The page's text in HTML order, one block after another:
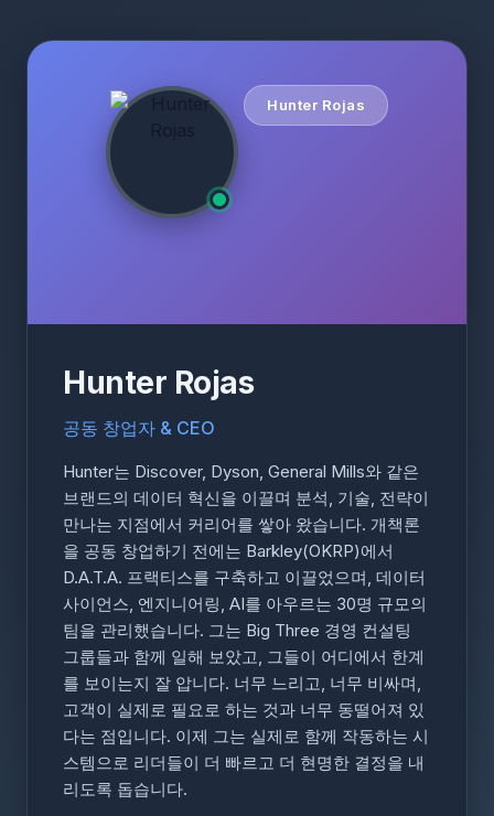
Hunter Rojas
Hunter Rojas
공동 창업자 & CEO
Hunter는 Discover, Dyson, General Mills와 같은
브랜드의 데이터 혁신을 이끌며 분석, 기술, 전략이
만나는 지점에서 커리어를 쌓아 왔습니다. 개책론
을 공동 창업하기 전에는 Barkley(OKRP)에서
D.A.T.A. 프랙티스를 구축하고 이끌었으며, 데이터
사이언스, 엔지니어링, AI를 아우르는 30명 규모의
팀을 관리했습니다. 그는 Big Three 경영 컨설팅
그룹들과 함께 일해 보았고, 그들이 어디에서 한계
를 보이는지 잘 압니다. 너무 느리고, 너무 비싸며,
고객이 실제로 필요로 하는 것과 너무 동떨어져 있
다는 점입니다. 이제 그는 실제로 함께 작동하는 시
스템으로 리더들이 더 빠르고 더 현명한 결정을 내
리도록 돕습니다.